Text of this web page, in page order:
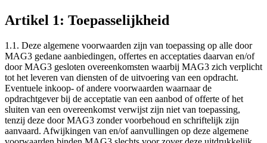
Artikel 1: Toepasselijkheid
1.1. Deze algemene voorwaarden zijn van toepassing op alle door
MAG3 gedane aanbiedingen, offertes en acceptaties daarvan en/of
door MAG3 gesloten overeenkomsten waarbij MAG3 zich verplicht
tot het leveren van diensten of de uitvoering van een opdracht.
Eventuele inkoop- of andere voorwaarden waarnaar de
opdrachtgever bij de acceptatie van een aanbod of offerte of het
sluiten van een overeenkomst verwijst zijn niet van toepassing,
tenzij deze door MAG3 zonder voorbehoud en schriftelijk zijn
aanvaard. Afwijkingen van en/of aanvullingen op deze algemene